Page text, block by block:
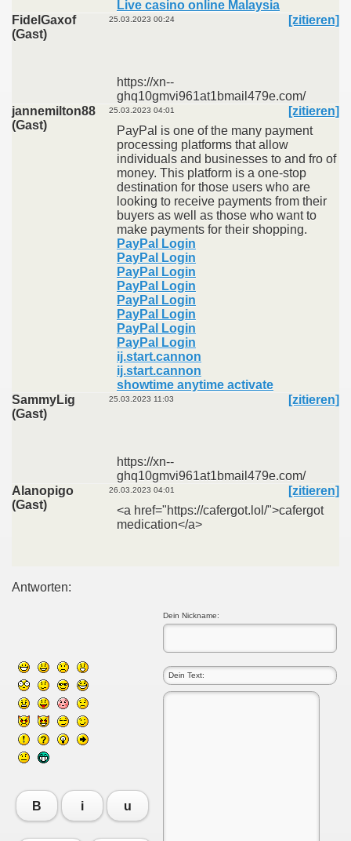
Live casino online Malaysia
FidelGaxof
(Gast)
25.03.2023 00:24 [zitieren]
https://xn--
ghq10gmvi961at1bmail479e.com/
jannemilton88
(Gast)
25.03.2023 04:01
[zitieren]
PayPal is one of the many payment
processing platforms that allow
individuals and businesses to and fro of
money. This platform is a one-stop
destination for those users who are
looking to receive payments from their
buyers as well as those who want to
make payments for their shopping.
PayPal Login
PayPal Login
PayPal Login
PayPal Login
PayPal Login
PayPal Login
PayPal Login
PayPal Login
ij.start.cannon
ij.start.cannon
showtime anytime activate
SammyLig
(Gast)
25.03.2023 11:03 [zitieren]
https://xn--
ghq10gmvi961at1bmail479e.com/
Alanopigo
(Gast)
26.03.2023 04:01
[zitieren]
<a href="https://cafergot.lol/">cafergot
medication</a>
Antworten:
Dein Nickname:
B i u